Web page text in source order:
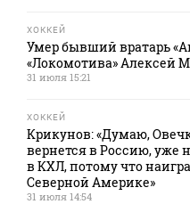
ХОККЕЙ
Умер бывший вратарь
«Локомотива» Алексей
31 июля 15:21
ХОККЕЙ
Крикунов: «Думаю,
вернется в Россию, уже
в КХЛ, потому что
Северной Америке»
31 июля 14:54